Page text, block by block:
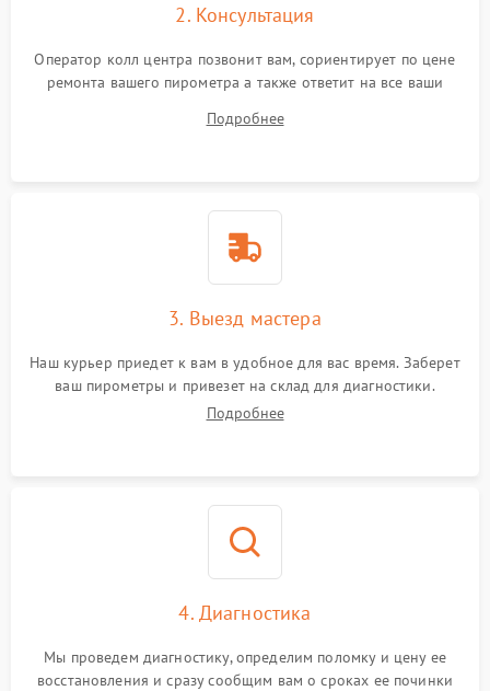
2. Консультация
Оператор колл центра позвонит вам, сориентирует по цене
ремонта вашего пирометра а также ответит на все ваши
Подробнее
3. Выезд мастера
Наш курьер приедет к вам в удобное для вас время. Заберет
ваш пирометры и привезет на склад для диагностики.
Подробнее
4. Диагностика
Мы проведем диагностику, определим поломку и цену ее
восстановления и сразу сообщим вам о сроках ее починки